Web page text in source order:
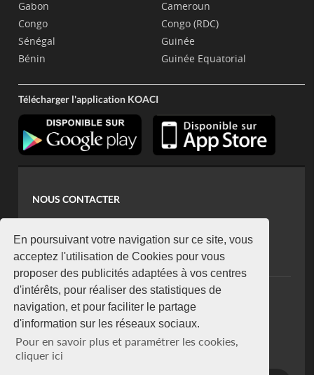
En poursuivant votre navigation sur ce site, vous
acceptez l'utilisation de Cookies pour vous
proposer des publicités adaptées à vos centres
d'intérêts, pour réaliser des statistiques de
navigation, et pour faciliter le partage
d'information sur les réseaux sociaux.
Pour en savoir plus et paramétrer les cookies,
cliquer ici
Gabon
Congo
Sénégal
Bénin
Cameroun
Congo (RDC)
Guinée
Guinée Equatorial
Télécharger l'application KOACI
NOUS CONTACTER
koaci@yahoo.fr
+225 07 08 85 52 93
NEWSLETTER
Restez connecté via notre newsletter
S'abonner
Se désabonner